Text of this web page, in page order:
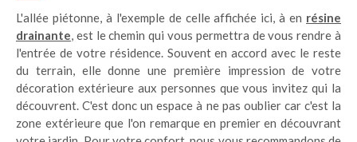
L'allée piétonne, à l'exemple de celle affichée ici, à en résine
drainante , est le chemin qui vous permettra de vous rendre à
l'entrée de votre résidence. Souvent en accord avec le reste
du terrain, elle donne une première impression de votre
décoration extérieure aux personnes que vous invitez qui la
découvrent. C'est donc un espace à ne pas oublier car c'est la
zone extérieure que l'on remarque en premier en découvrant